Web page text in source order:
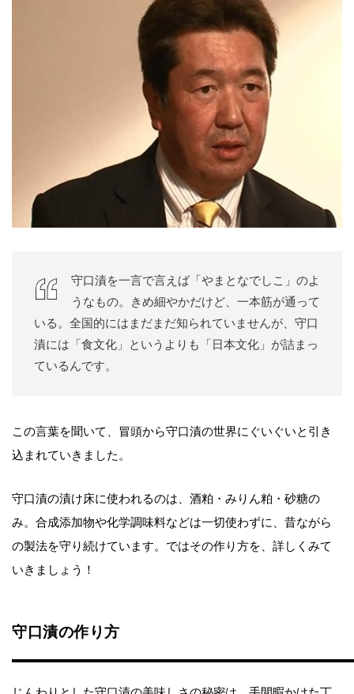
守口漬を一言で言えば「やまとなでしこ」のよ
うなもの。きめ細やかだけど、一本筋が通って
いる。全国的にはまだまだ知られていませんが、守口
漬には「食文化」というよりも「日本文化」が詰まっ
ているんです。
この言葉を聞いて、冒頭から守口漬の世界にぐいぐいと引き
込まれていきました。
守口漬の漬け床に使われるのは、酒粕・みりん粕・砂糖の
み。合成添加物や化学調味料などは一切使わずに、昔ながら
の製法を守り続けています。ではその作り方を、詳しくみて
いきましょう！
守口漬の作り方